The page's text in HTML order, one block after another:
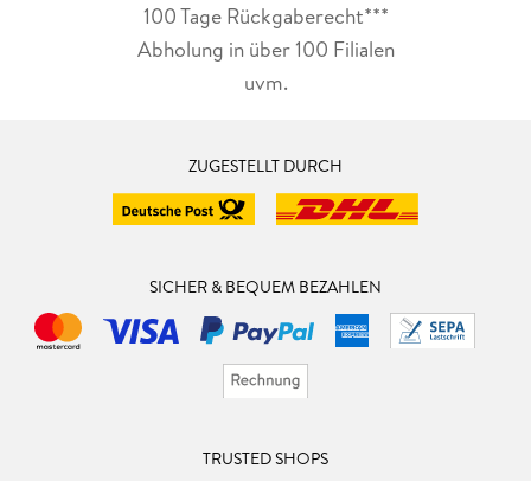
100 Tage Rückgaberecht***
Abholung in über 100 Filialen
uvm.
ZUGESTELLT DURCH
SICHER & BEQUEM BEZAHLEN
TRUSTED SHOPS